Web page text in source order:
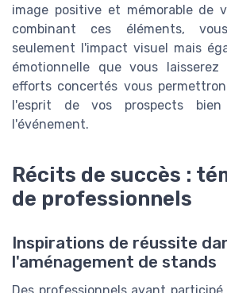
image positive et mémorable de
combinant ces éléments,
seulement l'impact visuel mais
émotionnelle que vous
efforts concertés vous
l'esprit de vos prospects
l'événement.
Récits de succès :
de professionnels
Inspirations de réussite
l'aménagement de stands